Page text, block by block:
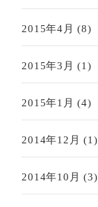
2015年4月 (8)
2015年3月 (1)
2015年1月 (4)
2014年12月 (1)
2014年10月 (3)